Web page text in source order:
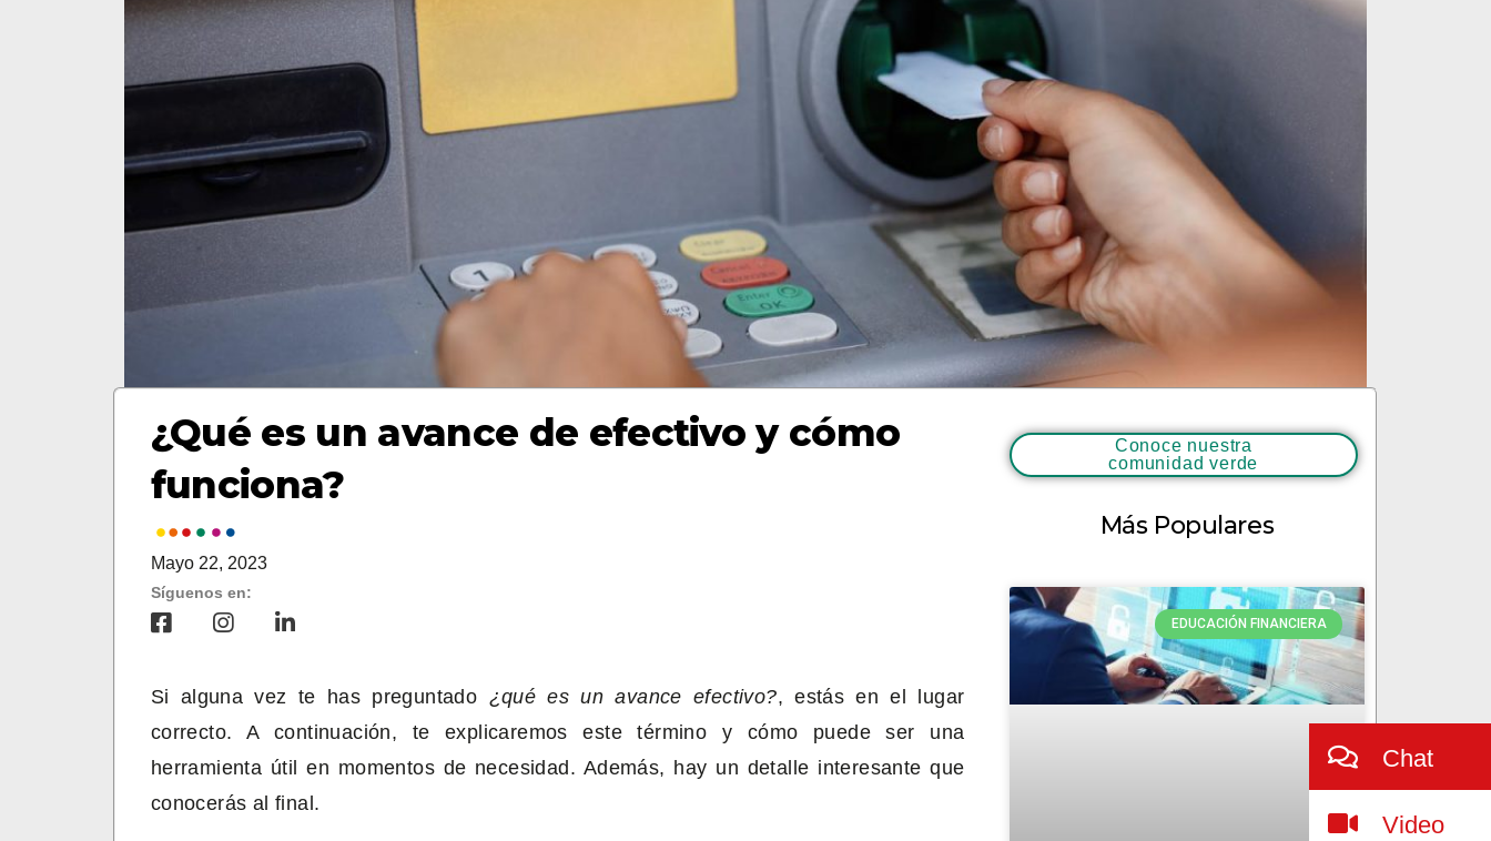
¿Qué es un avance de efectivo y cómo
funciona?
Mayo 22, 2023
Síguenos en:
Si alguna vez te has preguntado ¿qué es un avance efectivo?, estás en el lugar
correcto. A continuación, te explicaremos este término y cómo puede ser una
herramienta útil en momentos de necesidad. Además, hay un detalle interesante que
conocerás al final.
Conoce nuestra
comunidad verde
Más Populares
EDUCACIÓN FINANCIERA
Chat
Video